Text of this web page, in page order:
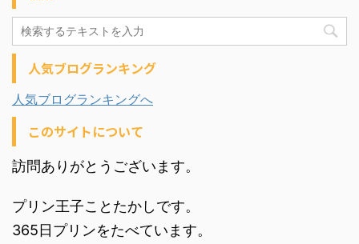
人気ブログランキング
人気ブログランキングへ
このサイトについて
訪問ありがとうございます。
プリン王子ことたかしです。
365日プリンをたべています。